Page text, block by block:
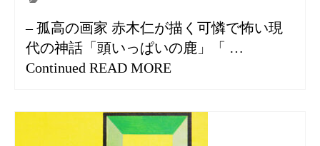
– 孤高の画家 赤木仁が描く可憐で怖い現
代の神話「頭いっぱいの鹿」「 …
Continued READ MORE